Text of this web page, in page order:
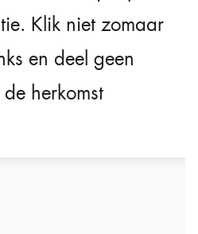
Klik niet zomaar
en deel geen
herkomst